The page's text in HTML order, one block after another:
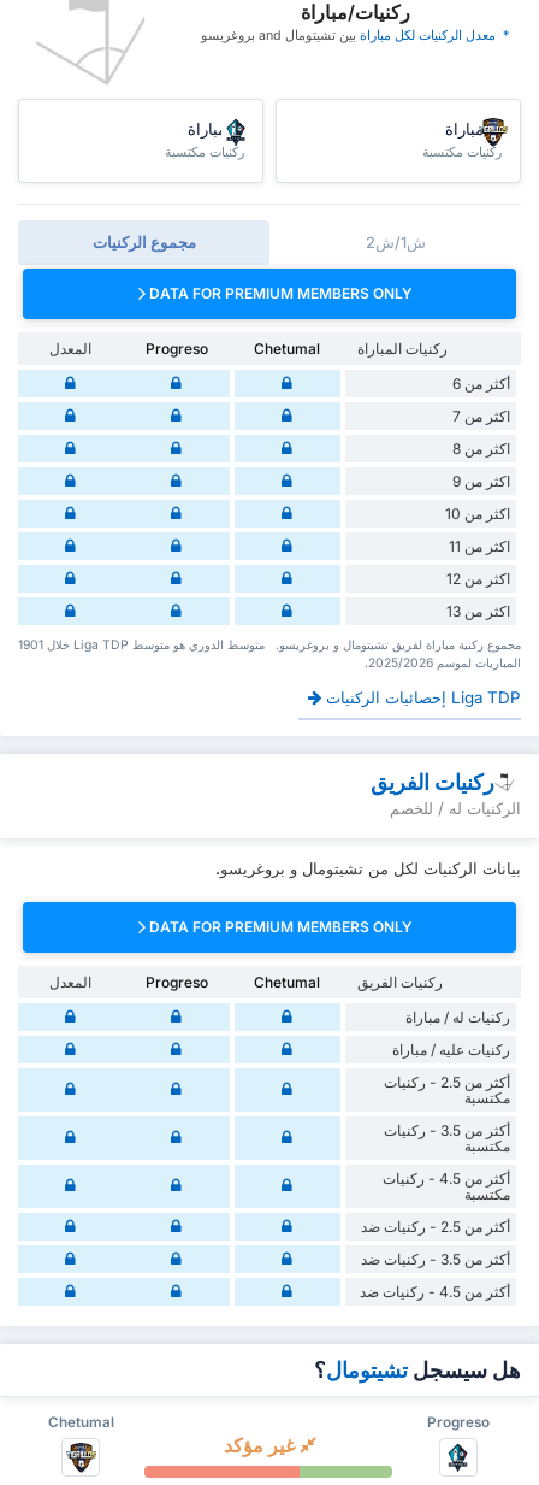
ركنيات/مباراة
* ‏ ‏معدل الركنيات لكل مباراة‏بين تشيتومال and بروغريسو
/مباراة
ركنيات مكتسبة
/مباراة
ركنيات مكتسبة
مجموع الركنيات ش1/ش2
DATA FOR PREMIUM MEMBERS ONLY
ركنيات المباراة Chetumal
Progreso
المعدل
أكثر من 6
اكثر من 7
اكثر من 8
اكثر من 9
اكثر من 10
اكثر من 11
اكثر من 12
اكثر من 13
‏مجموع ركنية مباراة لفريق تشيتومال و بروغريسو. ‏‏ ‏ ‏متوسط الدوري هو متوسط Liga TDP ‏خلال 1901
‏المباريات لموسم 2025/2026.
Liga TDP إحصائيات الركنيات
ركنيات الفريق
الركنيات له / للخصم
بيانات الركنيات لكل من تشيتومال و بروغريسو.
DATA FOR PREMIUM MEMBERS ONLY
ركنيات الفريق Chetumal
Progreso
المعدل
‏ركنيات له / مباراة
‏ركنيات ‏عليه / مباراة
أكثر من 2.5 - ركنيات
مكتسبة
أكثر من 3.5 - ركنيات
مكتسبة
أكثر من 4.5 - ركنيات
مكتسبة
أكثر من 2.5 - ركنيات ضد
أكثر من 3.5 - ركنيات ضد
أكثر من 4.5 - ركنيات ضد
هل سيسجلتشيتومال؟
Chetumal Progreso
غير مؤكد